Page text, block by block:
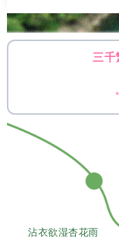
三千
沾衣欲湿杏花雨